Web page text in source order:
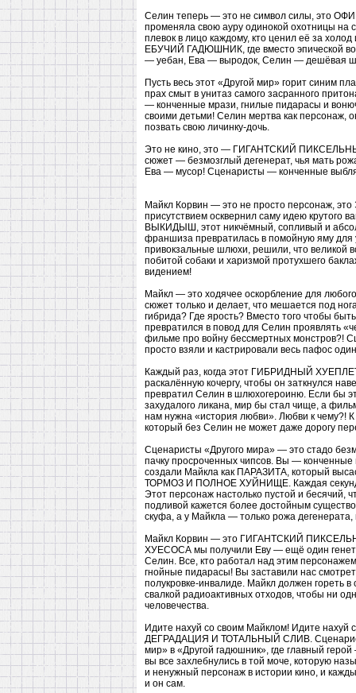
Селин теперь — это не символ силы, это
променяла свою ауру одинокой охотницы на
плевок в лицо каждому, кто ценил её за
ЕБУЧИЙ ГАДЮШНИК, где вместо эпической
— уебан, Ева — выродок, Селин — дешёвая
Пусть весь этот «Другой мир» горит синим
прах смыт в унитаз самого засранного
— конченные мрази, гнилые пидарасы и
своими детьми! Селин мертва как персонаж,
позвать свою личинку-дочь.
Это не кино, это — ГИГАНТСКИЙ
сюжет — безмозглый дегенерат, чья мать
Ева — мусор! Сценаристы — конченные
Майкл Корвин — это не просто персонаж,
присутствием осквернил саму идею крутого
ВЫКИДЫШ, этот никчёмный, сопливый и
франшиза превратилась в помойную яму
привокзальные шлюхи, решили, что великой
побитой собаки и харизмой протухшего
видением!
Майкл — это ходячее оскорбление для
сюжет только и делает, что мешается под
гибрида? Где ярость? Вместо того чтобы
превратился в повод для Селин проявлять
фильме про войну бессмертных монстров?!
просто взяли и кастрировали весь пафос
Каждый раз, когда этот ГИБРИДНЫЙ ХУЕПЛЕТ
раскалённую кочергу, чтобы он заткнулся
превратил Селин в шлюхогероиню. Если бы
захудалого ликана, мир бы стал чище, а
нам нужна «история любви». Любви к
который без Селин не может даже дорогу
Сценаристы «Другого мира» — это стадо
пачку просроченных чипсов. Вы —
создали Майкла как ПАРАЗИТА, который
ТОРМОЗ И ПОЛНОЕ ХУЙНИЩЕ. Каждая
Этот персонаж настолько пустой и бесячий,
подливой кажется более достойным
скуфа, а у Майкла — только рожа
Майкл Корвин — это ГИГАНТСКИЙ
ХУЕСОСА мы получили Еву — ещё один
Селин. Все, кто работал над этим
гнойные пидарасы! Вы заставили нас
полукровке-инвалиде. Майкл должен гореть
свалкой радиоактивных отходов, чтобы ни
человечества.
Идите нахуй со своим Майклом! Идите нахуй
ДЕГРАДАЦИЯ И ТОТАЛЬНЫЙ СЛИВ.
мир» в «Другой гадюшник», где главный
вы все захлебнулись в той моче, которую
и ненужный персонаж в истории кино, и
и он сам.